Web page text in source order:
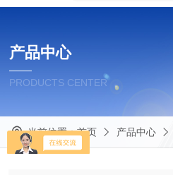
产品中心
PRODUCTS CENTER
当前位置：首页 产品中心